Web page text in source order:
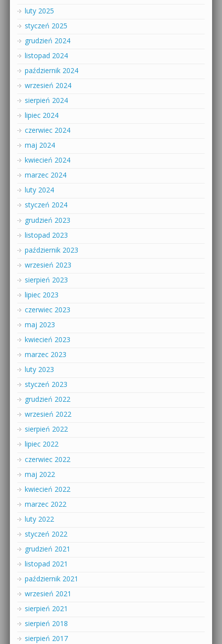
luty 2025
styczeń 2025
grudzień 2024
listopad 2024
październik 2024
wrzesień 2024
sierpień 2024
lipiec 2024
czerwiec 2024
maj 2024
kwiecień 2024
marzec 2024
luty 2024
styczeń 2024
grudzień 2023
listopad 2023
październik 2023
wrzesień 2023
sierpień 2023
lipiec 2023
czerwiec 2023
maj 2023
kwiecień 2023
marzec 2023
luty 2023
styczeń 2023
grudzień 2022
wrzesień 2022
sierpień 2022
lipiec 2022
czerwiec 2022
maj 2022
kwiecień 2022
marzec 2022
luty 2022
styczeń 2022
grudzień 2021
listopad 2021
październik 2021
wrzesień 2021
sierpień 2021
sierpień 2018
sierpień 2017